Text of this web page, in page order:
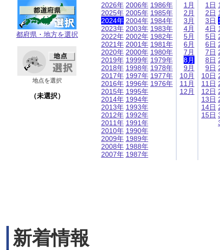
都府県・地方を選択
地点を選択
（未選択）
2026年
2025年
2024年
2023年
2022年
2021年
2020年
2019年
2018年
2017年
2016年
2015年
2014年
2013年
2012年
2011年
2010年
2009年
2008年
2007年
2006年
2005年
2004年
2003年
2002年
2001年
2000年
1999年
1998年
1997年
1996年
1995年
1994年
1993年
1992年
1991年
1990年
1989年
1988年
1987年
1986年
1985年
1984年
1983年
1982年
1981年
1980年
1979年
1978年
1977年
1976年
1月
2月
3月
4月
5月
6月
7月
8月
9月
10月
11月
12月
1日
2日
3日
4日
5日
6日
7日
8日
9日
10日
11日
12日
13日
14日
15日
新着情報